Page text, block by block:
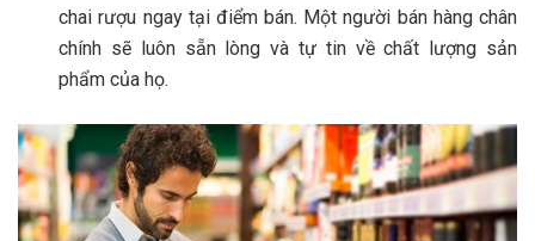
chai rượu ngay tại điểm bán. Một người bán hàng chân
chính sẽ luôn sẵn lòng và tự tin về chất lượng sản
phẩm của họ.